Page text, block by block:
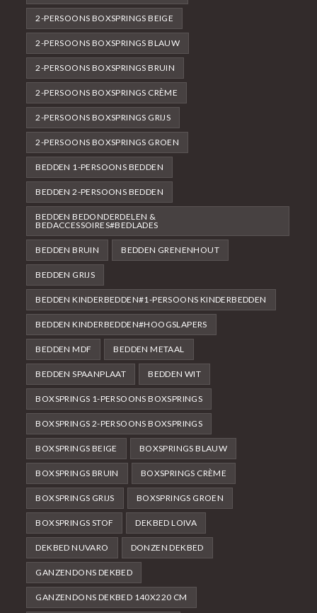
2-PERSOONS BOXSPRINGS BEIGE
2-PERSOONS BOXSPRINGS BLAUW
2-PERSOONS BOXSPRINGS BRUIN
2-PERSOONS BOXSPRINGS CRÈME
2-PERSOONS BOXSPRINGS GRIJS
2-PERSOONS BOXSPRINGS GROEN
BEDDEN 1-PERSOONS BEDDEN
BEDDEN 2-PERSOONS BEDDEN
BEDDEN BEDONDERDELEN &
BEDACCESSOIRES#BEDLADES
BEDDEN BRUIN BEDDEN GRENENHOUT
BEDDEN GRIJS
BEDDEN KINDERBEDDEN#1-PERSOONS KINDERBEDDEN
BEDDEN KINDERBEDDEN#HOOGSLAPERS
BEDDEN MDF BEDDEN METAAL
BEDDEN SPAANPLAAT BEDDEN WIT
BOXSPRINGS 1-PERSOONS BOXSPRINGS
BOXSPRINGS 2-PERSOONS BOXSPRINGS
BOXSPRINGS BEIGE BOXSPRINGS BLAUW
BOXSPRINGS BRUIN BOXSPRINGS CRÈME
BOXSPRINGS GRIJS BOXSPRINGS GROEN
BOXSPRINGS STOF DEKBED LOIVA
DEKBED NUVARO DONZEN DEKBED
GANZENDONS DEKBED
GANZENDONS DEKBED 140X220 CM